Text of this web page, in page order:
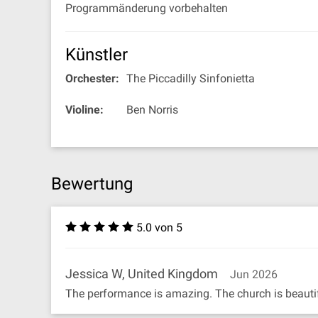
Programmänderung vorbehalten
Künstler
Orchester: The Piccadilly Sinfonietta
Violine: Ben Norris
Bewertung
5.0 von 5
Jessica W, United Kingdom
Jun 2026
The performance is amazing. The church is